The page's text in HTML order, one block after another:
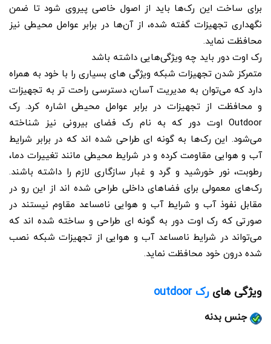
برای ساخت این رک‌ها باید از اصول خاصی پیروی شود تا ضمن
نگهداری تجهیزات گفته شده، از آن‌ها در برابر عوامل محیطی نیز
محافظت نماید.
رک اوت دور باید چه ویژگی‌هایی داشته باشد
متمرکز شدن تجهیزات شبکه ویژگی های بسیاری را با خود به همراه
دارد که می‌توان به مدیریت آسان، دسترسی راحت تر به تجهیزات
و محافظت از تجهیزات در برابر عوامل محیطی اشاره کرد. رک
Outdoor اوت دور که به نام رک فضای بیرونی نیز شناخته
می‌شود. این رک‌ها به گونه ای طراحی شده اند که در برابر شرایط
آب و هوایی مقاومت کرده و در شرایط محیطی مانند تغییرات دما،
رطوبت، نور خورشید و گرد و غبار سازگاری لازم را داشته باشند.
رک‌های معمولی برای فضاهای داخلی طراحی شده اند از این رو در
مقابل نفوذ آب و شرایط آب و هوایی نامساعد مقاوم نیستند در
صورتی که رک اوت دور به گونه ای طراحی و ساخته شده اند که
می‌تواند در شرایط نامساعد آب و هوایی از تجهیزات شبکه نصب
شده درون خود محافظت نماید.
ویژگی هایرک outdoor
جنس بدنه